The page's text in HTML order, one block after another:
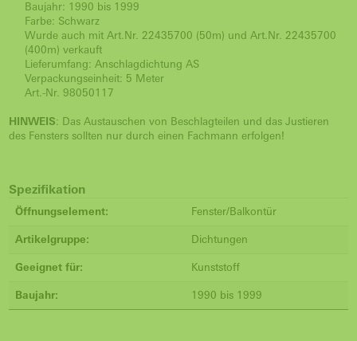
Baujahr: 1990 bis 1999
Farbe: Schwarz
Wurde auch mit Art.Nr. 22435700 (50m) und Art.Nr. 22435700
(400m) verkauft
Lieferumfang: Anschlagdichtung AS
Verpackungseinheit: 5 Meter
Art.-Nr. 98050117
HINWEIS: Das Austauschen von Beschlagteilen und das Justieren
des Fensters sollten nur durch einen Fachmann erfolgen!
Spezifikation
Öffnungselement: Fenster/Balkontür
Artikelgruppe: Dichtungen
Geeignet für: Kunststoff
Baujahr: 1990 bis 1999